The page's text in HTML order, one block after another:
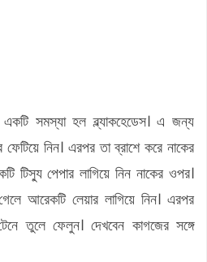
সমস্যা হল ব্ল্যাকহেডেস। এ জন্য
নিন। এরপর তা ব্রাশে করে নাকের
টিস্যু পেপার লাগিয়ে নিন নাকের ওপর।
আরেকটি লেয়ার লাগিয়ে নিন। এরপর
তুলে ফেলুন। দেখবেন কাগজের সঙ্গে